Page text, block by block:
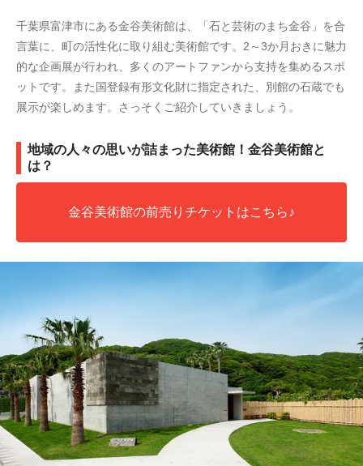
千葉県富津市にある金谷美術館は、「石と芸術のまち金谷」を合
言葉に、町の活性化に取り組む美術館です。2～3か月おきに魅力
的な企画展が行われ、多くのアートファンから支持を集めるスポ
ットです。また国登録有形文化財に指定された、別館の石蔵でも
展示が楽しめます。さっそくご紹介していきましょう。
地域の人々の思いが詰まった美術館！金谷美術館と
は？
金谷美術館の前売りチケットはこちら♪